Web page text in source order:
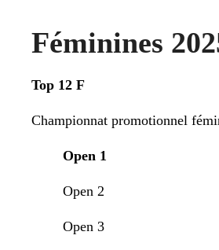
Féminines
Top 12 F
Championnat promotionnel
Open 1
Open 2
Open 3